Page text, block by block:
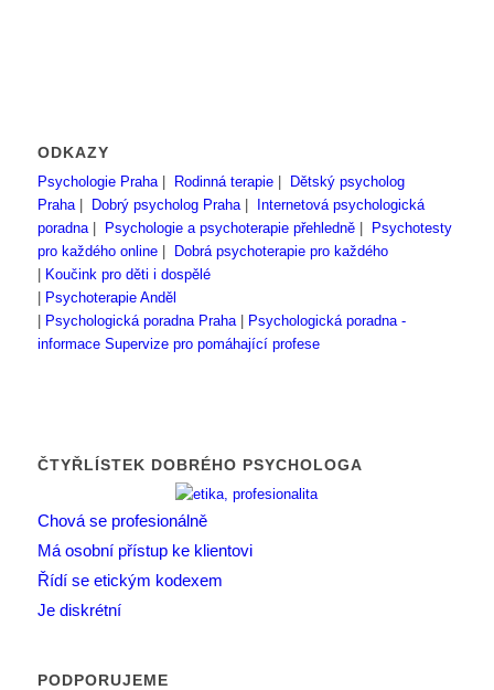
ODKAZY
Psychologie Praha| Rodinná terapie|
Dětský psycholog
Praha| Dobrý psycholog Praha|
Internetová psychologická
poradna| Psychologie a psychoterapie přehledně|
Psychotesty
pro každého online|
Dobrá psychoterapie pro každého
Koučink pro děti i dospělé
Psychoterapie Anděl
Psychologická poradna Praha|
Psychologická poradna -
informace Supervize pro pomáhající profese
ČTYŘLÍSTEK DOBRÉHO PSYCHOLOGA
Chová se profesionálně
Má osobní přístup ke klientovi
Řídí se etickým kodexem
Je diskrétní
PODPORUJEME